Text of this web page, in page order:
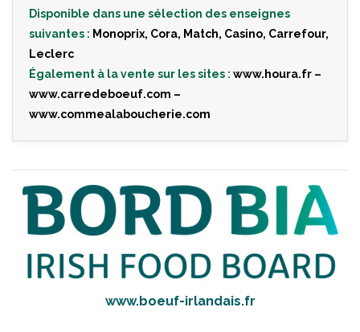
Disponible dans une sélection des enseignes
suivantes : Monoprix, Cora, Match, Casino, Carrefour,
Leclerc
Également à la vente sur les sites : www.houra.fr –
www.carredeboeuf.com –
www.commealaboucherie.com
www.boeuf-irlandais.fr